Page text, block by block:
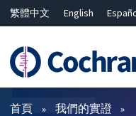
繁體中文 English
ไทย
简体中文
篩選條件
首頁 我們的實證